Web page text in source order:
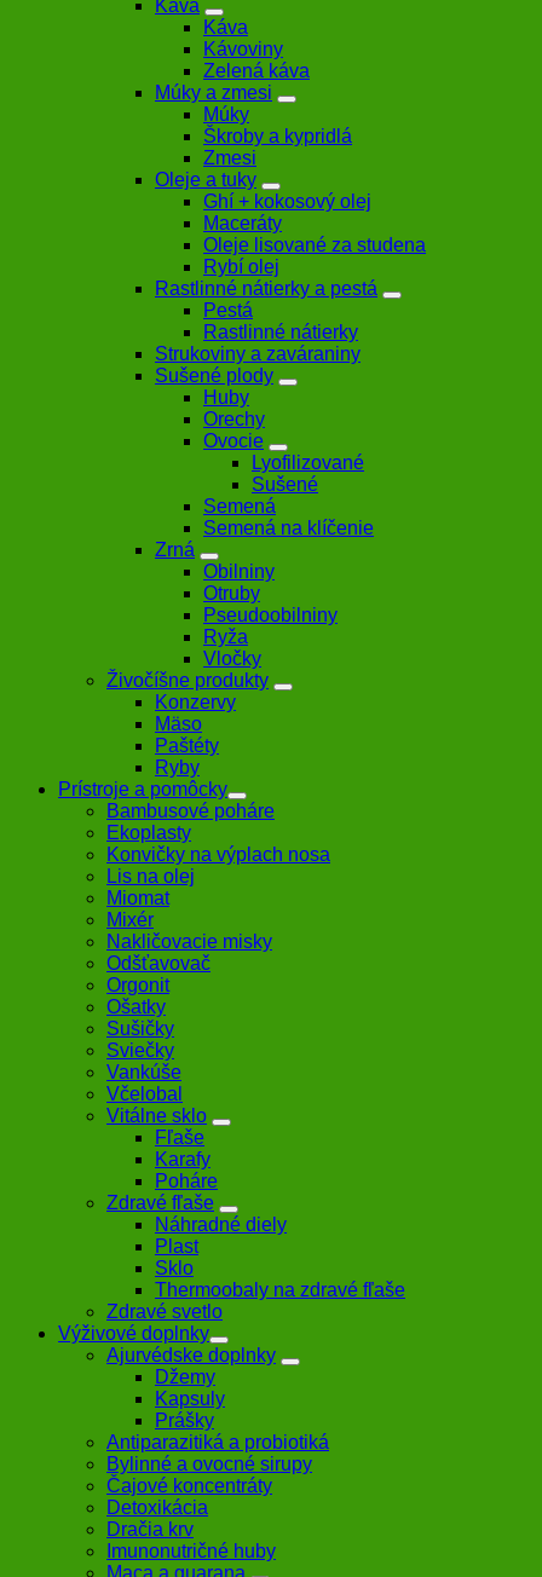
Káva
Káva
Kávoviny
Zelená káva
Múky a zmesi
Múky
Škroby a kypridlá
Zmesi
Oleje a tuky
Ghí + kokosový olej
Maceráty
Oleje lisované za studena
Rybí olej
Rastlinné nátierky a pestá
Pestá
Rastlinné nátierky
Strukoviny a zaváraniny
Sušené plody
Huby
Orechy
Ovocie
Lyofilizované
Sušené
Semená
Semená na klíčenie
Zrná
Obilniny
Otruby
Pseudoobilniny
Ryža
Vločky
Živočíšne produkty
Konzervy
Mäso
Paštéty
Ryby
Prístroje a pomôcky
Bambusové poháre
Ekoplasty
Konvičky na výplach nosa
Lis na olej
Miomat
Mixér
Nakličovacie misky
Odšťavovač
Orgonit
Ošatky
Sušičky
Sviečky
Vankúše
Včelobal
Vitálne sklo
Fľaše
Karafy
Poháre
Zdravé fľaše
Náhradné diely
Plast
Sklo
Thermoobaly na zdravé fľaše
Zdravé svetlo
Výživové doplnky
Ajurvédske doplnky
Džemy
Kapsuly
Prášky
Antiparazitiká a probiotiká
Bylinné a ovocné sirupy
Čajové koncentráty
Detoxikácia
Dračia krv
Imunonutričné huby
Maca a guarana